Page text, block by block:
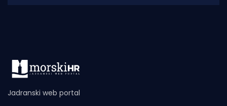
Jadranski web portal